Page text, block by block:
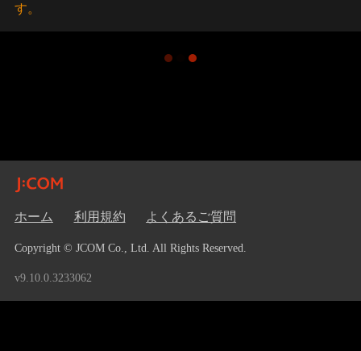
す。
ホーム 利用規約 よくあるご質問
Copyright © JCOM Co., Ltd. All Rights Reserved.
v9.10.0.3233062